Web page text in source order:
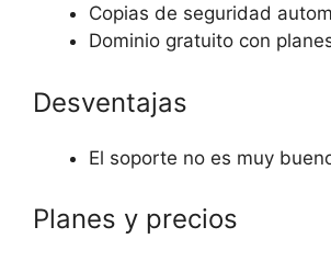
Copias de seguridad
Dominio gratuito con
Desventajas
El soporte no es muy
Planes y precios